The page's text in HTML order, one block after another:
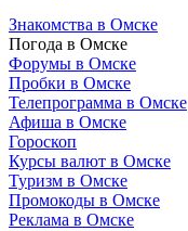
Знакомства в Омске
Погода в Омске
Форумы в Омске
Пробки в Омске
Телепрограмма в Омске
Афиша в Омске
Гороскоп
Курсы валют в Омске
Туризм в Омске
Промокоды в Омске
Реклама в Омске